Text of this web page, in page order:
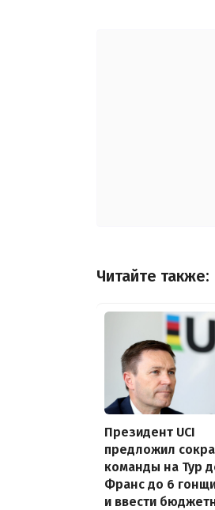
Читайте также:
Президент UCI
предложил
команды на Тур
Франс до 6
и ввести